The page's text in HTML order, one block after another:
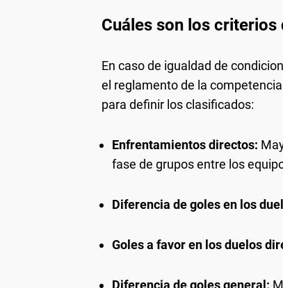
Cuáles son los
En caso de igualdad de
el reglamento de la
para definir los clasificados:
Enfrentamientos directos:
fase de grupos entre los
Diferencia de goles en los
Goles a favor en los duelos
Diferencia de goles general: